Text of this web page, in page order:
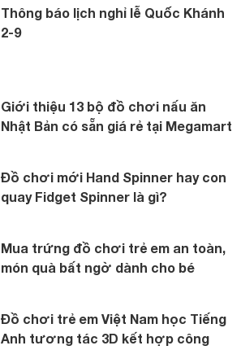
Thông báo lịch nghỉ lễ Quốc Khánh
2-9
Giới thiệu 13 bộ đồ chơi nấu ăn
Nhật Bản có sẵn giá rẻ tại Megamart
Đồ chơi mới Hand Spinner hay con
quay Fidget Spinner là gì?
Mua trứng đồ chơi trẻ em an toàn,
món quà bất ngờ dành cho bé
Đồ chơi trẻ em Việt Nam học Tiếng
Anh tương tác 3D kết hợp công